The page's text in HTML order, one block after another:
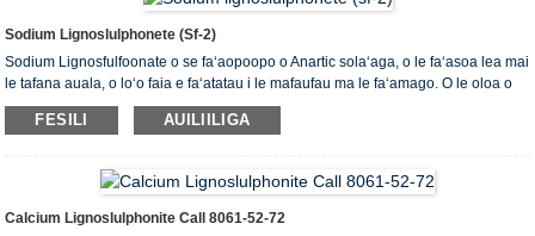
Sodium Lignoslulphonete (sf-2)
Sodium Lignosfulfoonate o se faʻaopoopo o Anartic solaʻaga, o le faʻasoa lea mai
le tafana auala, o loʻo faia e faʻatatau i le mafaufau ma le faʻamago. O le oloa o
se lanu enaena-lanu samasama-tafe-tafe efuefu, faigofie gaʻoa i le vai, tau
gaosia, ma o le a le faʻaleaogaina i le taimi umi teuina.
FESILI AUILIILIGA
Calcium Lignoslulphonite Call 8061-52-72